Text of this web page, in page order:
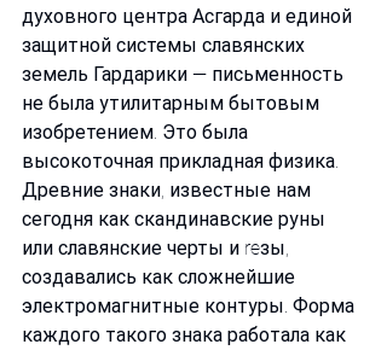
духовного центра Асгарда и единой
защитной системы славянских
земель Гардарики — письменность
не была утилитарным бытовым
изобретением. Это была
высокоточная прикладная физика.
Древние знаки, известные нам
сегодня как скандинавские руны
или славянские черты и reзы,
создавались как сложнейшие
электромагнитные контуры. Форма
каждого такого знака работала как